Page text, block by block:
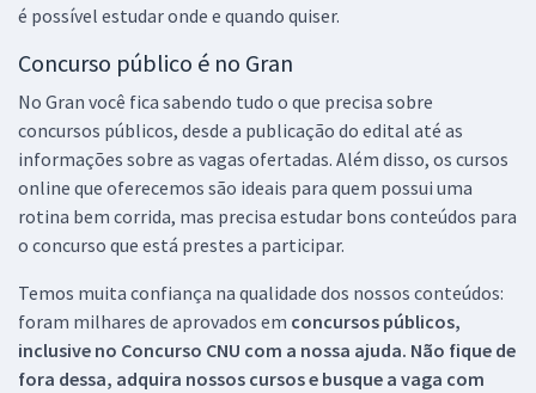
é possível estudar onde e quando quiser.
Concurso público é no Gran
No Gran você fica sabendo tudo o que precisa sobre
concursos públicos, desde a publicação do edital até as
informações sobre as vagas ofertadas. Além disso, os cursos
online que oferecemos são ideais para quem possui uma
rotina bem corrida, mas precisa estudar bons conteúdos para
o concurso que está prestes a participar.
Temos muita confiança na qualidade dos nossos conteúdos:
foram milhares de aprovados em concursos públicos,
inclusive no Concurso CNU com a nossa ajuda. Não fique de
fora dessa, adquira nossos cursos e busque a vaga com